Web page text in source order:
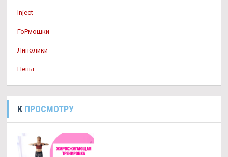
Inject
ГоРмошки
Липолики
Пепы
К ПРОСМОТРУ